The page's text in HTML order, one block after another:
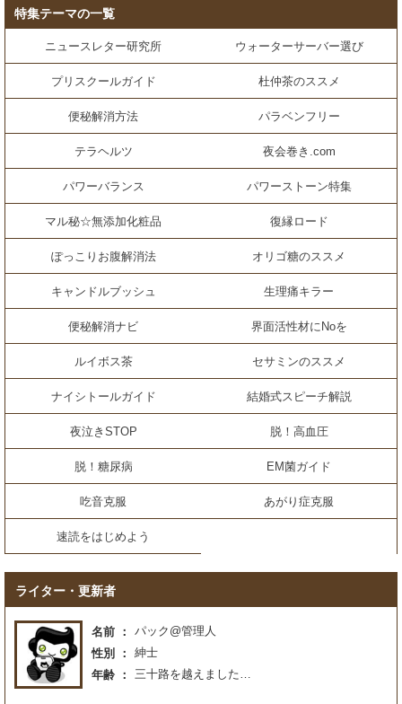
特集テーマの一覧
ニュースレター研究所 ウォーターサーバー選び
プリスクールガイド 杜仲茶のススメ
便秘解消方法 パラベンフリー
テラヘルツ 夜会巻き.com
パワーバランス パワーストーン特集
マル秘☆無添加化粧品 復縁ロード
ぽっこりお腹解消法 オリゴ糖のススメ
キャンドルブッシュ 生理痛キラー
便秘解消ナビ 界面活性材にNoを
ルイボス茶 セサミンのススメ
ナイシトールガイド 結婚式スピーチ解説
夜泣きSTOP 脱！高血圧
脱！糖尿病 EM菌ガイド
吃音克服 あがり症克服
速読をはじめよう
ライター・更新者
名前
パック@管理人
性別
紳士
年齢
三十路を越えました…